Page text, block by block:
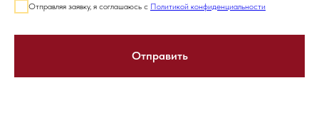
Отправляя заявку, я соглашаюсь с Политикой конфиденциальности
Отправить